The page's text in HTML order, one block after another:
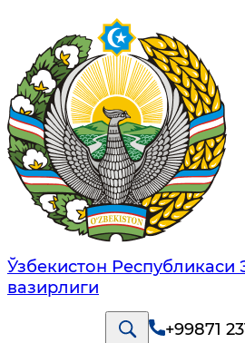
Ўзбекистон Республикаси
вазирлиги
+99871